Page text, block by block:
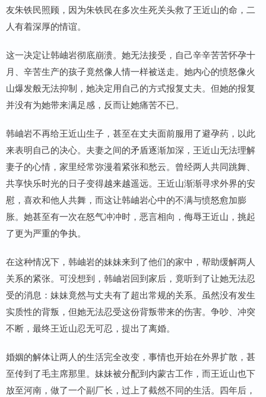
友朱铁民照顾，因为朱铁民在多次生死关头救了王近山的命，二
人有着深厚的情谊。
这一决定让韩岫岩彻底崩溃。她无法接受，自己辛辛苦苦怀孕十
月、辛苦生产的孩子竟然像人情一样被送走。她内心的愤怒像火
山爆发般无法抑制，她决定用自己的方式报复丈夫。但她的报复
并没有为她带来满足感，反而让她痛苦不已。
韩岫岩不再给王近山生子，甚至在丈夫面前服用了避孕药，以此
来表明自己的决心。夫妻之间的矛盾逐渐加深，王近山无法理解
妻子的心情，家里经常弥漫着紧张和愁云。曾经两人共同跳舞、
共享快乐时光的日子变得越来越遥远。王近山渐渐寻求外界的安
慰，喜欢和他人共舞，而这让韩岫岩心中的不满与愤怒愈加膨
胀。她甚至有一次在怒气冲冲时，恶言相向，侮辱王近山，挑起
了更为严重的争执。
在这种情况下，韩岫岩的妹妹来到了他们的家中，帮助缓解两人
关系的紧张。可没想到，韩岫岩回到家后，竟听到了让她无法忍
受的消息：妹妹竟然与丈夫有了超出常规的关系。虽然没有发生
实质性的背叛，但她无法忍受这份背叛带来的伤害。争吵、冲突
不断，最终王近山忍无可忍，提出了离婚。
婚姻的解体让两人的生活完全改变，事情也开始在外界扩散，甚
至传到了毛主席那里。妹妹被分配到内蒙古工作，而王近山也下
放至河南，做了一个副厂长，过上了截然不同的生活。四年后，